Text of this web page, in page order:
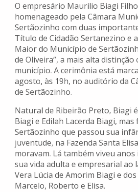
O empresário Maurilio Biagi
homenageado pela Câmara
Sertãozinho com duas
Título de Cidadão Sertanezino e
Maior do Município de
de Oliveira”, a mais alta distinção
município. A cerimônia está
agosto, às 19h, no auditório da
de Sertãozinho.
Natural de Ribeirão Preto, Biagi
Biagi e Edilah Lacerda Biagi, mas
Sertãozinho que passou sua
juventude, na Fazenda Santa
moravam. Lá também viveu
sua vida adulta e empresarial ao
Vera Lúcia de Amorim Biagi e
Marcelo, Roberto e Elisa.